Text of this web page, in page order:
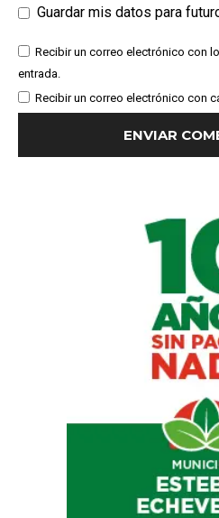
Guardar mis datos para
Recibir un correo electrónico con
entrada.
Recibir un correo electrónico con